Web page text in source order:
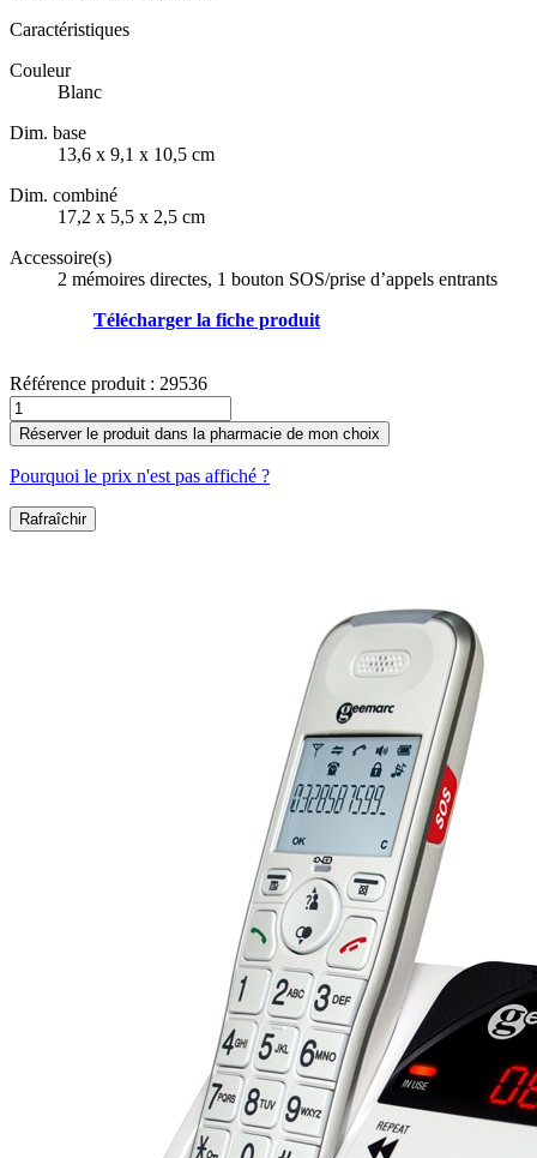
Caractéristiques
Couleur
Blanc
Dim. base
13,6 x 9,1 x 10,5 cm
Dim. combiné
17,2 x 5,5 x 2,5 cm
Accessoire(s)
2 mémoires directes, 1 bouton SOS/prise d’appels entrants
Télécharger la fiche produit
Référence produit : 29536
Réserver le produit dans la pharmacie de mon choix
Pourquoi le prix n'est pas affiché ?